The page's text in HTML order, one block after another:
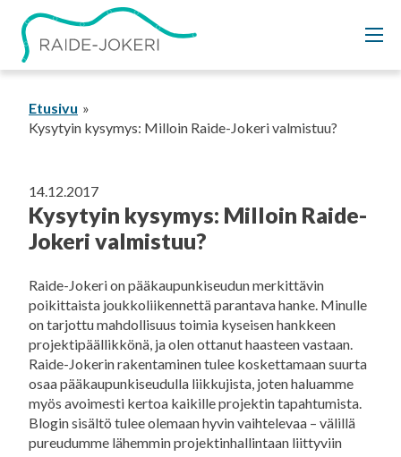
Siirry
sisältöön
Etusivu
Kysytyin kysymys: Milloin Raide-Jokeri valmistuu?
14.12.2017
Kysytyin kysymys: Milloin Raide-
Jokeri valmistuu?
Raide-Jokeri on pääkaupunkiseudun merkittävin
poikittaista joukkoliikennettä parantava hanke. Minulle
on tarjottu mahdollisuus toimia kyseisen hankkeen
projektipäällikkönä, ja olen ottanut haasteen vastaan.
Raide-Jokerin rakentaminen tulee koskettamaan suurta
osaa pääkaupunkiseudulla liikkujista, joten haluamme
myös avoimesti kertoa kaikille projektin tapahtumista.
Blogin sisältö tulee olemaan hyvin vaihtelevaa – välillä
pureudumme lähemmin projektinhallintaan liittyviin